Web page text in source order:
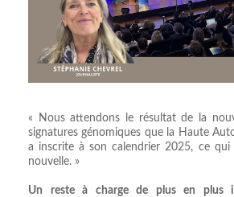
« Nous attendons le résultat de la
signatures génomiques que la Haute
a inscrite à son calendrier 2025, ce
nouvelle. »
Un reste à charge de plus en plus